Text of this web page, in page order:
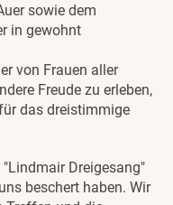
sowie dem
in gewohnt
von Frauen aller
Freude zu erleben,
das dreistimmige
Dreigesang"
beschert haben. Wir